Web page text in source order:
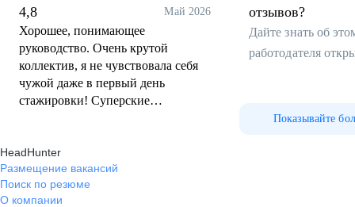
4,8
Май 2026
Хорошее, понимающее
руководство. Очень крутой
коллектив, я не чувствовала себя
чужой даже в первый день
стажировки! Суперские
отзывов?
Дайте знать об
работодателя
Показывайте
HeadHunter
Размещение вакансий
Поиск по резюме
О компании